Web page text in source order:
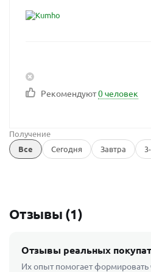
Рекомендуют0 человек
Получение
Все
Сегодня Завтра
Отзывы (1)
Отзывы реальных
Их опыт помогает формировать